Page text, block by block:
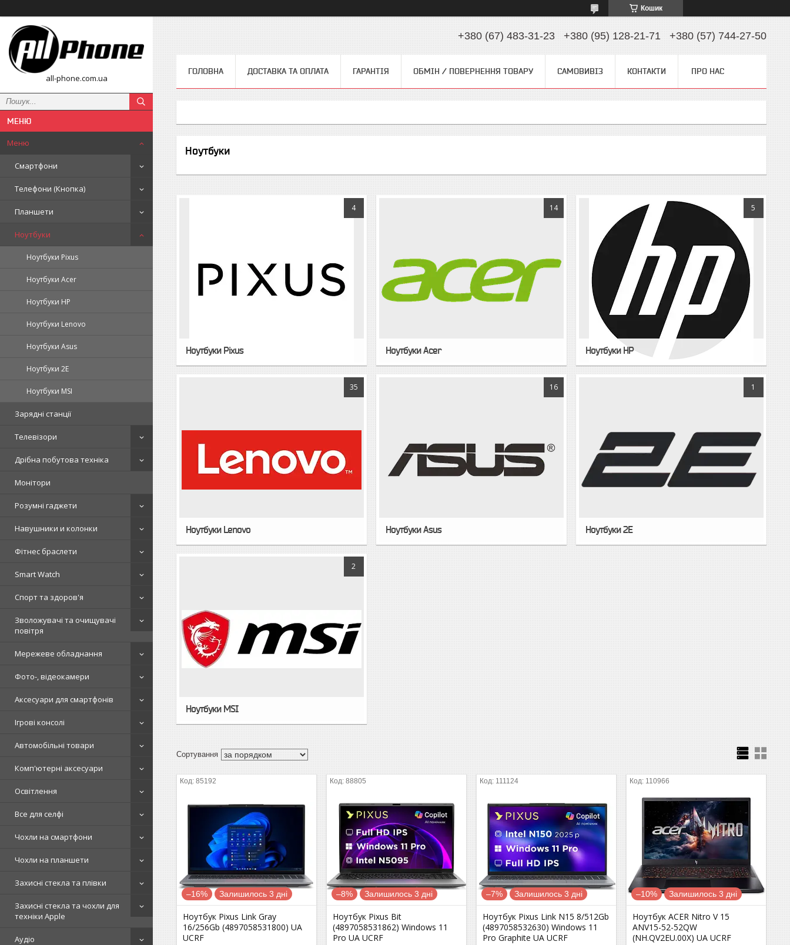
Кошик
all-phone.com.ua
Меню
Смартфони
Телефони (Кнопка)
Планшети
Ноутбуки
Ноутбуки Pixus
Ноутбуки Acer
Ноутбуки HP
Ноутбуки Lenovo
Ноутбуки Asus
Ноутбуки 2E
Ноутбуки MSI
Зарядні станції
Телевізори
Дрібна побутова техніка
Монітори
Розумні гаджети
Навушники и колонки
Фітнес браслети
Smart Watch
Спорт та здоров'я
Зволожувачі та очищувачі
повітря
Мережеве обладнання
Фото-, відеокамери
Аксесуари для смартфонів
Ігрові консолі
Автомобільні товари
Комп'ютерні аксесуари
Освітлення
Все для селфі
Чохли на смартфони
Чохли на планшети
Захисні стекла та плівки
Захисні стекла та чохли для
техніки Apple
Аудіо
+380 (67) 483-31-23 +380 (95) 128-21-71 +380 (57) 744-27-50
ГОЛОВНА ДОСТАВКА ТА ОПЛАТА ГАРАНТІЯ ОБМІН / ПОВЕРНЕННЯ ТОВАРУ САМОВИВІЗ КОНТАКТИ ПРО НАС
Ноутбуки
4
Ноутбуки Pixus
14
Ноутбуки Acer
5
Ноутбуки HP
35
Ноутбуки Lenovo
16
Ноутбуки Asus
1
Ноутбуки 2E
2
Ноутбуки MSI
85192
–16% Залишилось 3 дні
Ноутбук Pixus Link Gray
16/256Gb (4897058531800) UA
UCRF
88805
–8% Залишилось 3 дні
Ноутбук Pixus Bit
(4897058531862) Windows 11
Pro UA UCRF
111124
–7% Залишилось 3 дні
Ноутбук Pixus Link N15 8/512Gb
(4897058532630) Windows 11
Pro Graphite UA UCRF
110966
–10% Залишилось 3 дні
Ноутбук ACER Nitro V 15
ANV15-52-52QW
(NH.QV2EU.00X) UA UCRF